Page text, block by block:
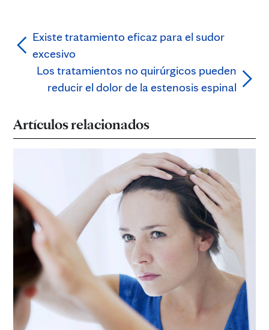
Existe tratamiento eficaz para el sudor
excesivo
Los tratamientos no quirúrgicos pueden
reducir el dolor de la estenosis espinal
Artículos relacionados